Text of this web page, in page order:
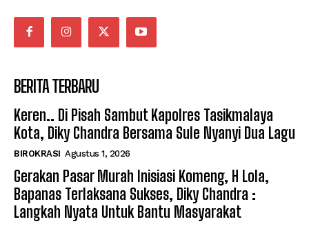
BERITA TERBARU
Keren.. Di Pisah Sambut Kapolres Tasikmalaya
Kota, Diky Chandra Bersama Sule Nyanyi Dua Lagu
BIROKRASI Agustus 1, 2026
Gerakan Pasar Murah Inisiasi Komeng, H Lola,
Bapanas Terlaksana Sukses, Diky Chandra :
Langkah Nyata Untuk Bantu Masyarakat